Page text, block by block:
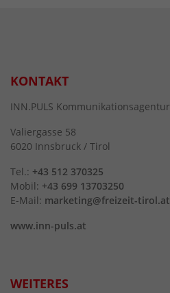
KONTAKT
INN.PULS Kommunikationsagentur
Valiergasse 58
6020 Innsbruck / Tirol
Tel.: +43 512 370325
Mobil: +43 699 13703250
E-Mail: marketing@freizeit-tirol.at
www.inn-puls.at
WEITERES